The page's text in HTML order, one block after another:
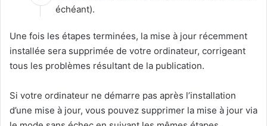
échéant).
Une fois les étapes terminées, la mise à jour récemment
installée sera supprimée de votre ordinateur, corrigeant
tous les problèmes résultant de la publication.
Si votre ordinateur ne démarre pas après l’installation
d’une mise à jour, vous pouvez supprimer la mise à jour via